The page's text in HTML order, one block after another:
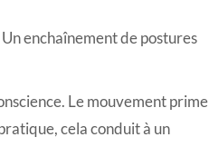
enchaînement de postures
Le mouvement prime
cela conduit à un